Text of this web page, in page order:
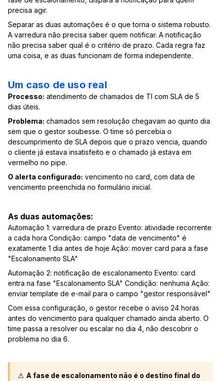
precisa agir.
Separar as duas automações é o que torna o sistema robusto.
A varredura não precisa saber quem notificar. A notificação
não precisa saber qual é o critério de prazo. Cada regra faz
uma coisa, e as duas funcionam de forma independente.
Um caso de uso real
Processo: atendimento de chamados de TI com SLA de 5
dias úteis.
Problema: chamados sem resolução chegavam ao quinto dia
sem que o gestor soubesse. O time só percebia o
descumprimento de SLA depois que o prazo vencia, quando
o cliente já estava insatisfeito e o chamado já estava em
vermelho no pipe.
O alerta configurado: vencimento no card, com data de
vencimento preenchida no formulário inicial.
As duas automações:
Automação 1: varredura de prazo Evento: atividade recorrente
a cada hora Condição: campo "data de vencimento" é
exatamente 1 dia antes de hoje Ação: mover card para a fase
"Escalonamento SLA"
Automação 2: notificação de escalonamento Evento: card
entra na fase "Escalonamento SLA" Condição: nenhuma Ação:
enviar template de e-mail para o campo "gestor responsável"
Com essa configuração, o gestor recebe o aviso 24 horas
antes do vencimento para qualquer chamado ainda aberto. O
time passa a resolver ou escalar no dia 4, não descobrir o
problema no dia 6.
⚠ A fase de escalonamento não é o destino final do